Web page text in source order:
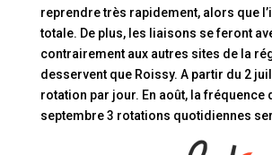
reprendre très rapidement, alors que
totale. De plus, les liaisons se feront
contrairement aux autres sites de la
desservent que Roissy. A partir du 2
rotation par jour. En août, la fréquence
septembre 3 rotations quotidiennes